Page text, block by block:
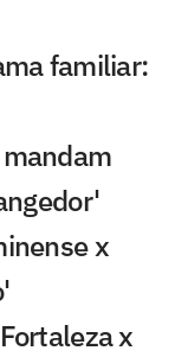
familiar:
x
x